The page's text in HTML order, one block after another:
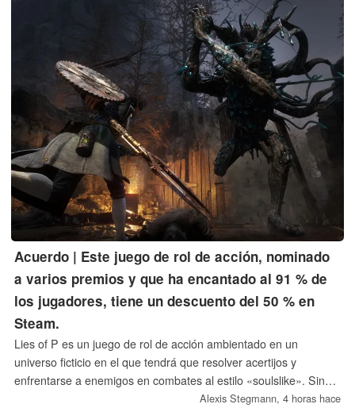
aún podrían aparecer ediciones de coleccionista.
Acuerdo | Este juego de rol de acción, nominado
a varios premios y que ha encantado al 91 % de
los jugadores, tiene un descuento del 50 % en
Steam.
Lies of P es un juego de rol de acción ambientado en un
universo ficticio en el que tendrá que resolver acertijos y
enfrentarse a enemigos en combates al estilo «soulslike». Sin
embargo, para tener éxito, deberá dominar sus habilidades y
Alexis Stegmann, 4 horas hace